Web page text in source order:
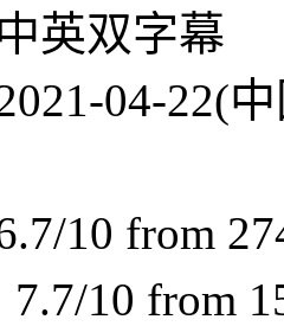
双字幕
04-22(
10 from
10 from